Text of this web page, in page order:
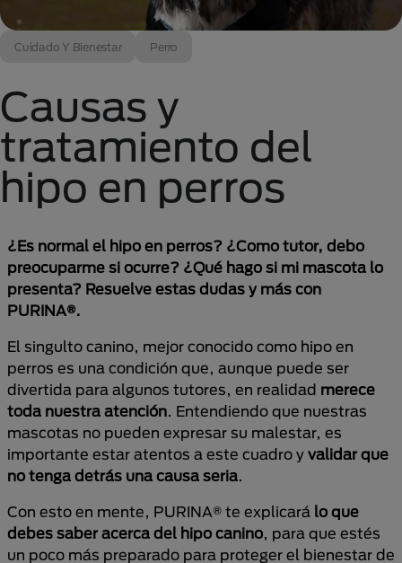
Cuidado Y Bienestar Perro
Causas y
tratamiento del
hipo en perros
¿Es normal el hipo en perros? ¿Como tutor, debo
preocuparme si ocurre? ¿Qué hago si mi mascota lo
presenta? Resuelve estas dudas y más con
PURINA®.
El singulto canino, mejor conocido como hipo en
perros es una condición que, aunque puede ser
divertida para algunos tutores, en realidad merece
toda nuestra atención. Entendiendo que nuestras
mascotas no pueden expresar su malestar, es
importante estar atentos a este cuadro y validar que
no tenga detrás una causa seria.
Con esto en mente, PURINA® te explicará lo que
debes saber acerca del hipo canino, para que estés
un poco más preparado para proteger el bienestar de